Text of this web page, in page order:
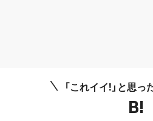
「これイイ!」と思
B!